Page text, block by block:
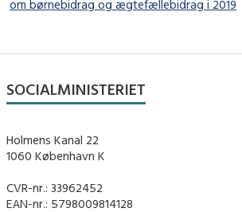
om børnebidrag og ægtefællebidrag i 2019
SOCIALMINISTERIET
Holmens Kanal 22
1060 København K
CVR-nr.: 33962452
EAN-nr.: 5798009814128